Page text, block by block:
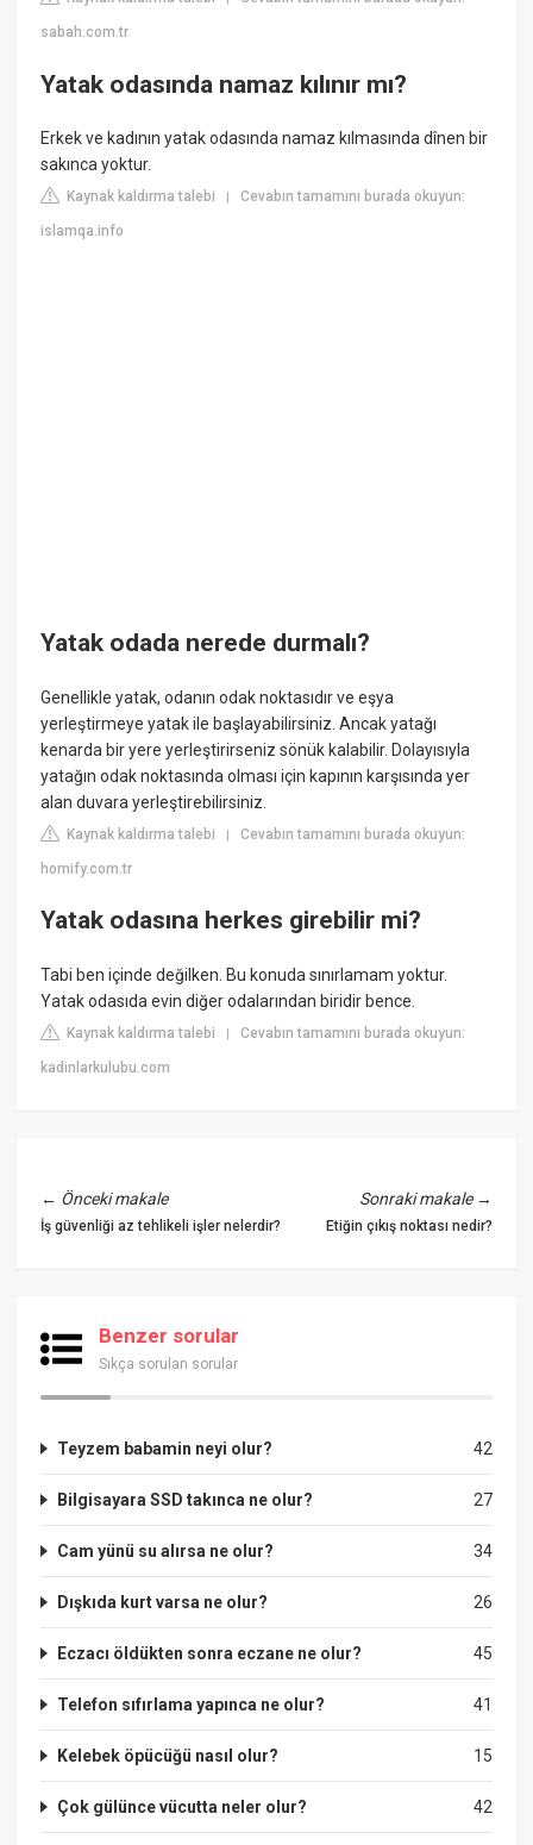
sabah.com.tr
Yatak odasında namaz kılınır mı?
Erkek ve kadının yatak odasında namaz kılmasında dînen bir
sakınca yoktur.
Kaynak kaldırma talebi |Cevabın tamamını burada okuyun:
islamqa.info
Yatak odada nerede durmalı?
Genellikle yatak, odanın odak noktasıdır ve eşya
yerleştirmeye yatak ile başlayabilirsiniz. Ancak yatağı
kenarda bir yere yerleştirirseniz sönük kalabilir. Dolayısıyla
yatağın odak noktasında olması için kapının karşısında yer
alan duvara yerleştirebilirsiniz.
Kaynak kaldırma talebi |Cevabın tamamını burada okuyun:
homify.com.tr
Yatak odasına herkes girebilir mi?
Tabi ben içinde değilken. Bu konuda sınırlamam yoktur.
Yatak odasıda evin diğer odalarından biridir bence.
Kaynak kaldırma talebi |Cevabın tamamını burada okuyun:
kadinlarkulubu.com
← Önceki makale
İş güvenliği az tehlikeli işler nelerdir?
Sonraki makale→
Etiğin çıkış noktası nedir?
Benzer sorular
Sıkça sorulan sorular
42
Teyzem babamin neyi olur?
27
Bilgisayara SSD takınca ne olur?
34
Cam yünü su alırsa ne olur?
26
Dışkıda kurt varsa ne olur?
45
Eczacı öldükten sonra eczane ne olur?
41
Telefon sıfırlama yapınca ne olur?
15
Kelebek öpücüğü nasıl olur?
42
Çok gülünce vücutta neler olur?